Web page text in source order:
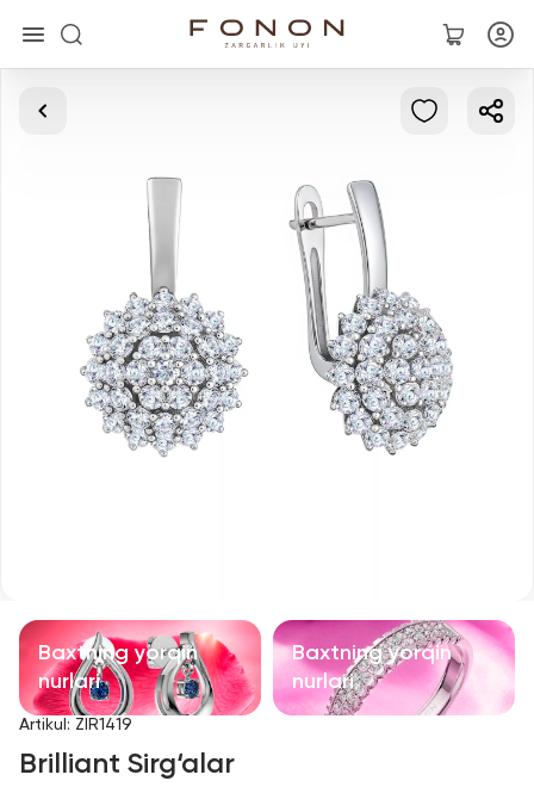
Asosiy
Bilaguzuklar
Kulonlar
Aksessuarlar
Baxtning yorqin
nurlari
Baxtning yorqin
nurlari
Artikul : ZIR1419
Brilliant Sirg‘alar